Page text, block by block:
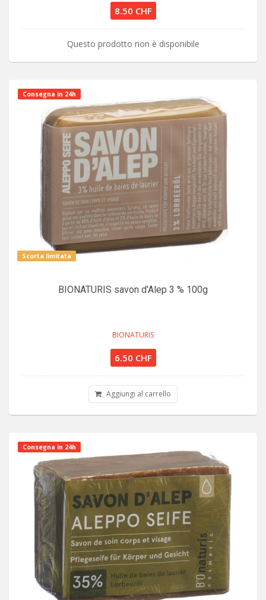
8.50 CHF
Questo prodotto non è disponibile
Consegna in 24h
Scorta limitata
BIONATURIS savon d'Alep 3 % 100g
BIONATURIS
6.50 CHF
Aggiungi al carrello
Consegna in 24h